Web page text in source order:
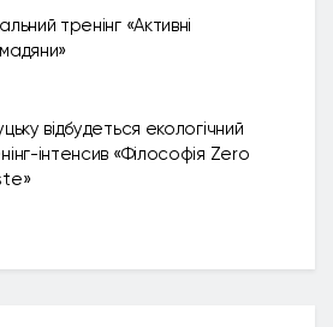
тренінг «Активні
відбудеться екологічний
інтенсив «Філософія Zero